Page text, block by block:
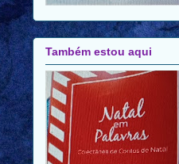
Também estou aqui